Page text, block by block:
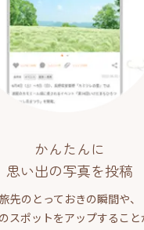
かんたんに
思い出の写真を投稿
旅先のとっておきの瞬間や、
スポットをアップするこ